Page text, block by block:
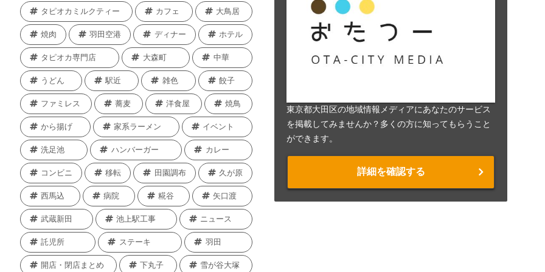
タピオカミルクティー カフェ 大鳥居
焼肉 羽田空港 ディナー ホテル
タピオカ専門店 大森町 中華
うどん 駅近 雑色 餃子
ファミレス 蕎麦 洋食屋 焼鳥
から揚げ 家系ラーメン イベント
洗足池 ハンバーガー カレー
コンビニ 移転 田園調布 久が原
西馬込 病院 糀谷 矢口渡
武蔵新田 池上駅工事 ニュース
託児所 ステーキ 羽田
開店・閉店まとめ 下丸子 雪が谷大塚
東京都大田区の地域情報メディアにあなたのサービス
を掲載してみませんか？多くの方に知ってもらうこと
ができます。
詳細を確認する